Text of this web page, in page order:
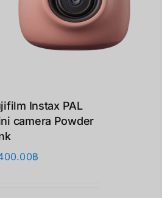
Instax PAL
camera Powder
฿